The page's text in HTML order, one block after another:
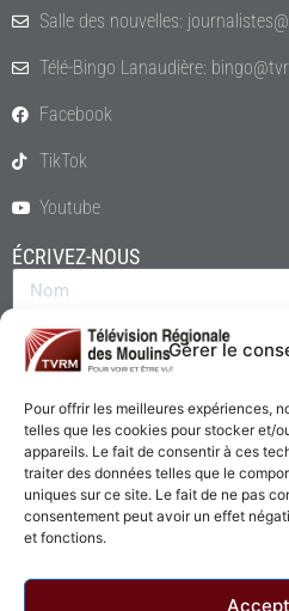
Gérer le
Pour offrir les meilleures expériences,
telles que les cookies pour stocker et/
appareils. Le fait de consentir à ces
traiter des données telles que le
uniques sur ce site. Le fait de ne pas
consentement peut avoir un effet
et fonctions.
Salle des nouvelles:
Télé-Bingo Lanaudière:
Facebook
TikTok
Youtube
ÉCRIVEZ-NOUS